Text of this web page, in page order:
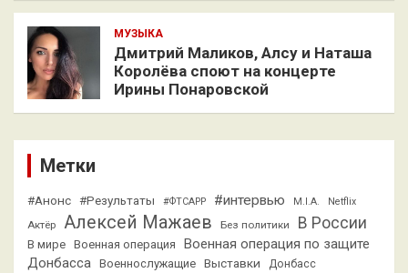
МУЗЫКА
Дмитрий Маликов, Алсу и Наташа
Королёва споют на концерте
Ирины Понаровской
Метки
#Анонс #Результаты #ФТСАРР #интервью M.I.A. Netflix
Актёр Алексей Мажаев Без политики В России
В мире Военная операция
Военная операция по защите
Донбасса Военнослужащие Выставки Донбасс